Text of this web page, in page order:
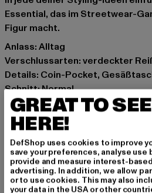
Essential, das im Streetwear-
Figur macht.
Anlass: Alltag
Verschlussarten: verdeckter
Details: Coin-Pocket,
Schnitt: Normal
Marke: 883Police
Kat.: Straight Fit Jeans
Farbe: blau
Hersteller Farbe: mid blue
Materialzusammensetzung:
Art.Nr: 0008375-01868
GREAT TO
HERE!
DefShop uses cookies to improve
save your preferences, analyse use
provide and measure interest-
advertising. In addition, we allow
or to use cookies. This may also
your data in the USA or other